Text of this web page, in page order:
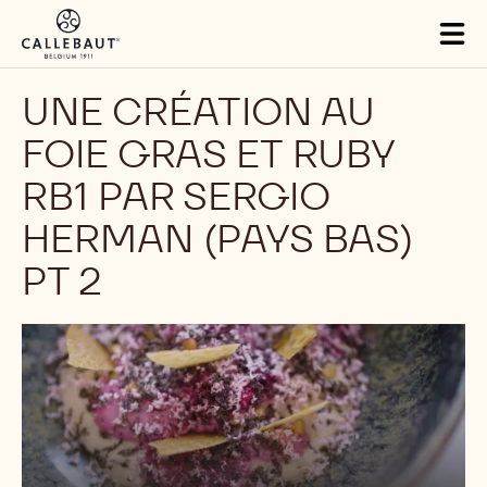
Skip to main content
UNE CRÉATION AU
FOIE GRAS ET RUBY
RB1 PAR SERGIO
HERMAN (PAYS BAS)
PT 2
Lire
la